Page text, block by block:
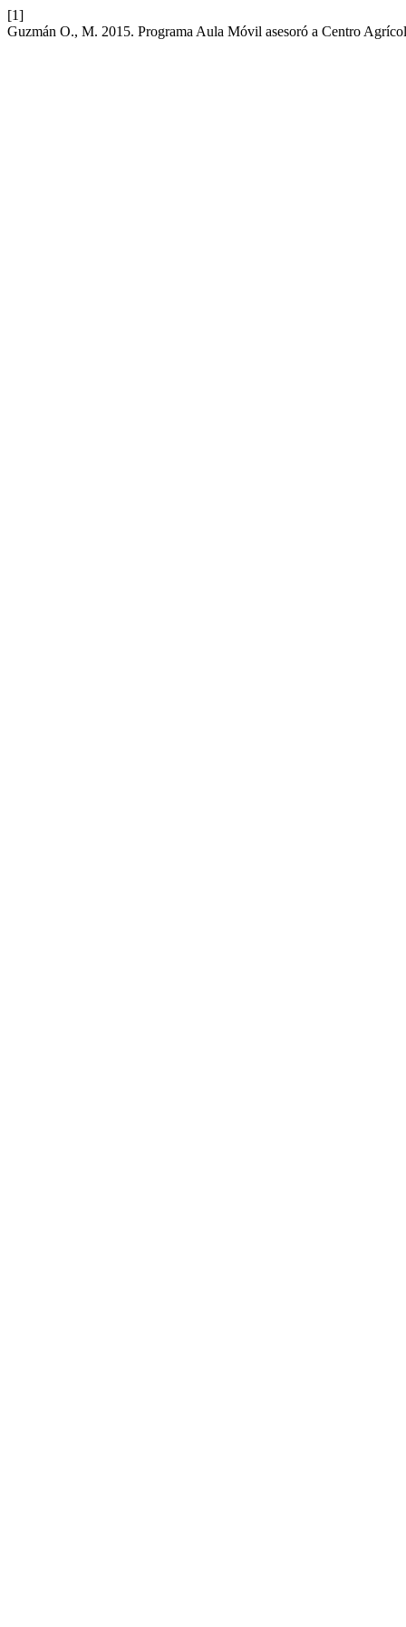
[1]
Guzmán O., M. 2015. Programa Aula Móvil asesoró a Centro